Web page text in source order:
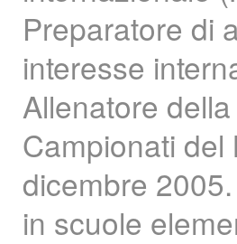
Preparatore di
interesse
Allenatore
Campionati
dicembre
in scuole